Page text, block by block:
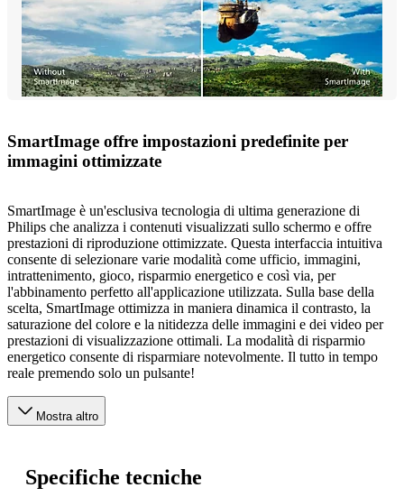
SmartImage offre impostazioni predefinite per
immagini ottimizzate
SmartImage è un'esclusiva tecnologia di ultima generazione di
Philips che analizza i contenuti visualizzati sullo schermo e offre
prestazioni di riproduzione ottimizzate. Questa interfaccia intuitiva
consente di selezionare varie modalità come ufficio, immagini,
intrattenimento, gioco, risparmio energetico e così via, per
l'abbinamento perfetto all'applicazione utilizzata. Sulla base della
scelta, SmartImage ottimizza in maniera dinamica il contrasto, la
saturazione del colore e la nitidezza delle immagini e dei video per
prestazioni di visualizzazione ottimali. La modalità di risparmio
energetico consente di risparmiare notevolmente. Il tutto in tempo
reale premendo solo un pulsante!
Mostra altro
Specifiche tecniche